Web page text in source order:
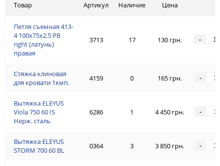
Товар
Петля съемная 413-
4 100x75x2,5 PB
right (латунь)
правая
Стяжка клиновая
для кровати 1кмп.
Вытяжка ELEYUS
Viola 750 60 IS
Нерж. сталь
Вытяжка ELEYUS
STORM 700 60 BL
Артикул Наличие Цена
3713 17 130 грн. -
4159 0 165 грн. -
6286 1 4 450 грн. -
0364 3 3 850 грн. -